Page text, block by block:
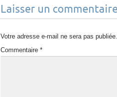
Laisser un commentaire
Votre adresse e-mail ne sera pas publiée.
Commentaire *